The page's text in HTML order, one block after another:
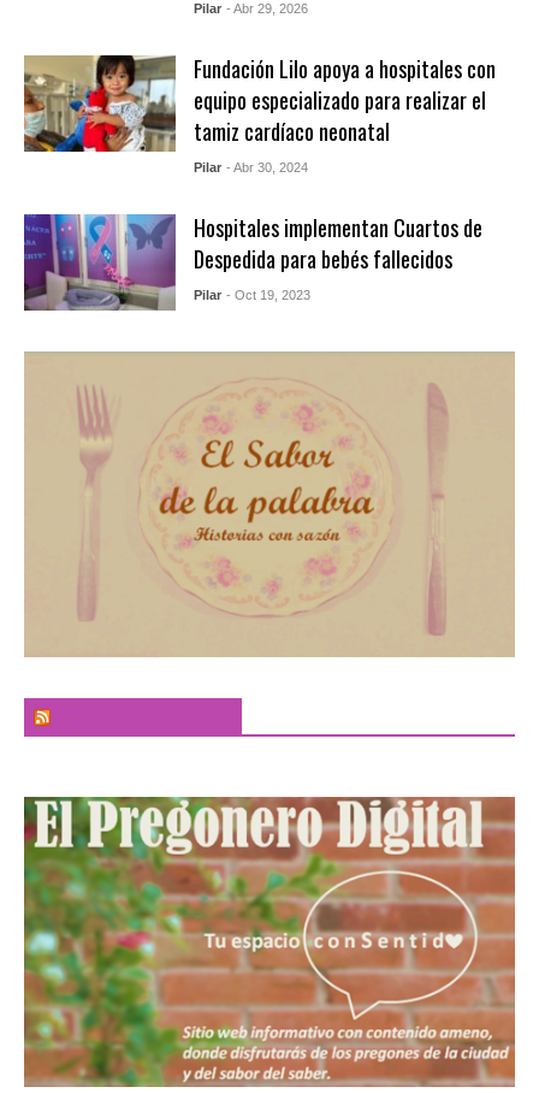
Pilar - Abr 29, 2026
Fundación Lilo apoya a hospitales con
equipo especializado para realizar el
tamiz cardíaco neonatal
Pilar - Abr 30, 2024
Hospitales implementan Cuartos de
Despedida para bebés fallecidos
Pilar - Oct 19, 2023